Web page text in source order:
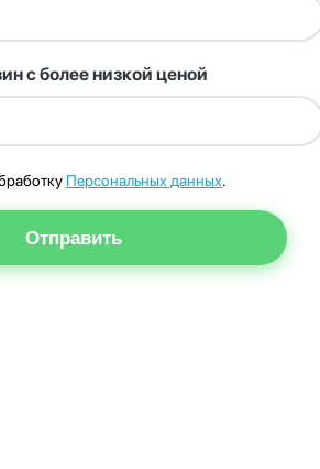
с более низкой ценой
Персональных данных.
Отправить